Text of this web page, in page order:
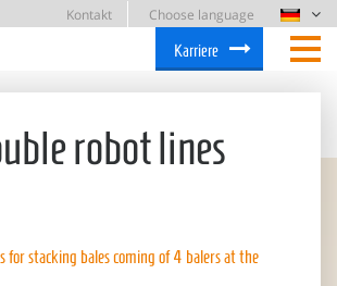
Kontakt
Choose language
Karriere
robot lines
for stacking bales coming of 4 balers at the